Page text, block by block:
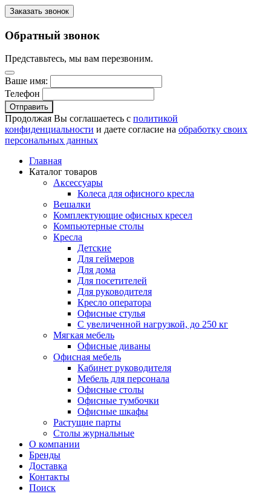
Заказать звонок
Обратный звонок
Представьтесь, мы вам перезвоним.
Ваше имя:
Телефон
Отправить
Продолжая Вы соглашаетесь с политикой
конфиденциальности и даете согласие на обработку своих
персональных данных
Главная
Каталог товаров
Аксессуары
Колеса для офисного кресла
Вешалки
Комплектующие офисных кресел
Компьютерные столы
Кресла
Детские
Для геймеров
Для дома
Для посетителей
Для руководителя
Кресло оператора
Офисные стулья
С увеличенной нагрузкой, до 250 кг
Мягкая мебель
Офисные диваны
Офисная мебель
Кабинет руководителя
Мебель для персонала
Офисные столы
Офисные тумбочки
Офисные шкафы
Растущие парты
Столы журнальные
О компании
Бренды
Доставка
Контакты
Поиск